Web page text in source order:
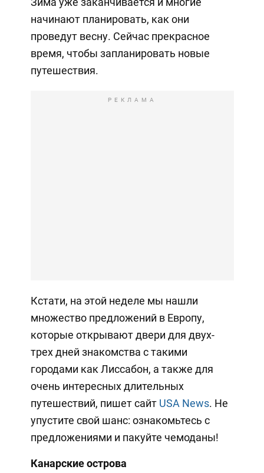
начинают планировать, как они
проведут весну. Сейчас прекрасное
время, чтобы запланировать новые
путешествия.
РЕКЛАМА
Кстати, на этой неделе мы нашли
множество предложений в Европу,
которые открывают двери для двух-
трех дней знакомства с такими
городами как Лиссабон, а также для
очень интересных длительных
путешествий, пишет сайт USA News. Не
упустите свой шанс: ознакомьтесь с
предложениями и пакуйте чемоданы!
Канарские острова